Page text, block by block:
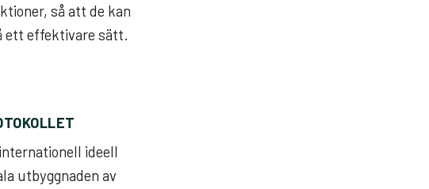
så att de kan
ett effektivare sätt.
ideell
utbyggnaden av